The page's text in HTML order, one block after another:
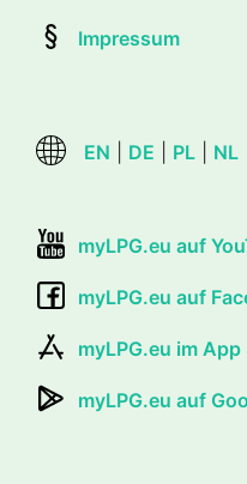
Impressum
EN DE PL NL
myLPG.eu auf
myLPG.eu auf
myLPG.eu im App
myLPG.eu auf